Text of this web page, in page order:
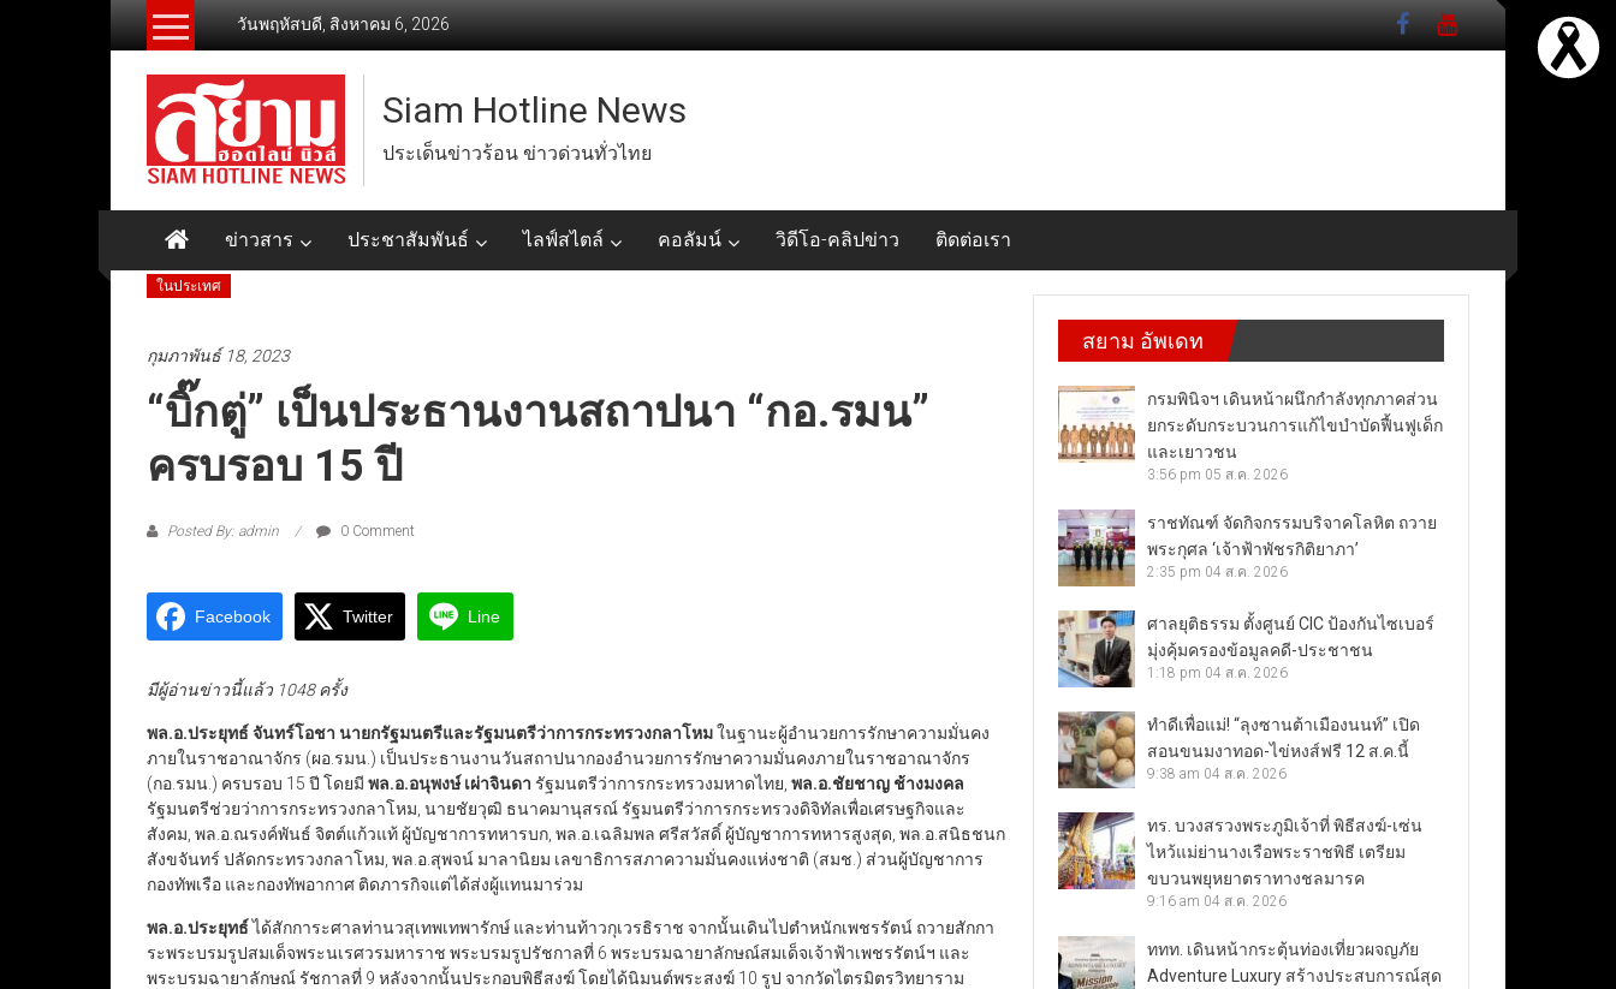
วันพฤหัสบดี, สิงหาคม 6, 2026
Siam Hotline News
ประเด็นข่าวร้อน ข่าวด่วนทั่วไทย
ข่าวสาร ประชาสัมพันธ์ ไลฟ์สไตล์ คอลัมน์ วิดีโอ-คลิปข่าว ติดต่อเรา
ในประเทศ
กุมภาพันธ์ 18, 2023
“บิ๊กตู่” เป็นประธานงานสถาปนา “กอ.รมน”
ครบรอบ 15 ปี
Posted By: admin 0 Comment
Facebook Twitter Line
มีผู้อ่านข่าวนี้แล้ว 1048 ครั้ง
พล.อ.ประยุทธ์ จันทร์โอชา นายกรัฐมนตรีและรัฐมนตรีว่าการกระทรวงกลาโหมในฐานะผู้อำนวยการรักษาความมั่นคง
ภายในราชอาณาจักร (ผอ.รมน.)​ เป็นประธานงานวันสถาปนากองอำนวยการรักษาความมั่นคงภายในราชอาณาจักร
(กอ.รมน.) ครบรอบ 15 ปี โดยมี พล.อ.อนุพงษ์ เผ่าจินดา รัฐมนตรีว่าการกระทรวงมหาดไทย, พล.อ.ชัยชาญ ช้างมงคล
รัฐมนตรีช่วยว่าการกระทรวงกลาโหม, นายชัยวุฒิ ธนาคมานุสรณ์ รัฐมนตรีว่าการกระทรวงดิจิทัลเพื่อเศรษฐกิจและ
สังคม, พล.อ.ณรงค์พันธ์ จิตต์แก้วแท้ ผู้บัญชาการทหารบก, พล.อ.เฉลิมพล ศรีสวัสดิ์ ผู้บัญชาการทหารสูงสุด, พล.อ.สนิธชนก
สังขจันทร์ ปลัดกระทรวงกลาโหม, พล.อ.สุพจน์ มาลานิยม เลขาธิการสภาความมั่นคงแห่งชาติ (สมช.)​ ส่วนผู้บัญชาการ
กองทัพเรือ และกองทัพอากาศ ติดภารกิจแต่ได้ส่งผู้แทนมาร่วม
พล.อ.ประยุทธ์ได้สักการะศาลท่านวสุเทพเทพารักษ์ และท่านท้าวกุเวรธิราช จากนั้นเดินไปตำหนักเพชรรัตน์ ถวายสักกา
ระพระบรมรูปสมเด็จพระนเรศวรมหาราช พระบรมรูปรัชกาลที่ 6 พระบรมฉายาลักษณ์สมเด็จเจ้าฟ้าเพชรรัตน์ฯ และ
พระบรมฉายาลักษณ์ รัชกาลที่ 9 หลังจากนั้นประกอบพิธีสงฆ์ โดยได้นิมนต์พระสงฆ์ 10 รูป จากวัดไตรมิตรวิทยาราม
สยาม อัพเดท
กรมพินิจฯ เดินหน้าผนึกกำลังทุกภาคส่วน
ยกระดับกระบวนการแก้ไขบำบัดฟื้นฟูเด็ก
และเยาวชน
3:56 pm 05 ส.ค. 2026
ราชทัณฑ์ จัดกิจกรรมบริจาคโลหิต ถวาย
พระกุศล ‘เจ้าฟ้าพัชรกิติยาภา’
2:35 pm 04 ส.ค. 2026
ศาลยุติธรรม ตั้งศูนย์ CIC ป้องกันไซเบอร์
มุ่งคุ้มครองข้อมูลคดี-ประชาชน
1:18 pm 04 ส.ค. 2026
ทำดีเพื่อแม่! “ลุงซานต้าเมืองนนท์” เปิด
สอนขนมงาทอด-ไข่หงส์ฟรี 12 ส.ค.นี้
9:38 am 04 ส.ค. 2026
ทร. บวงสรวงพระภูมิเจ้าที่ พิธีสงฆ์-เซ่น
ไหว้แม่ย่านางเรือพระราชพิธี เตรียม
ขบวนพยุหยาตราทางชลมารค
9:16 am 04 ส.ค. 2026
ททท. เดินหน้ากระตุ้นท่องเที่ยวผจญภัย
Adventure Luxury สร้างประสบการณ์สุด